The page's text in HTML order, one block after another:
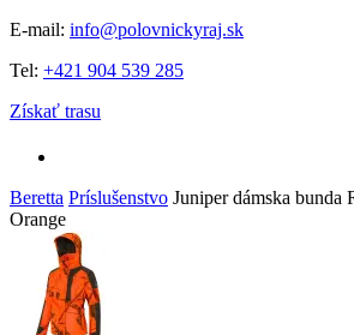
E-mail: info@polovnickyraj.sk
Tel: +421 904 539 285
Získať trasu
Beretta Príslušenstvo Juniper dámska bunda
Orange